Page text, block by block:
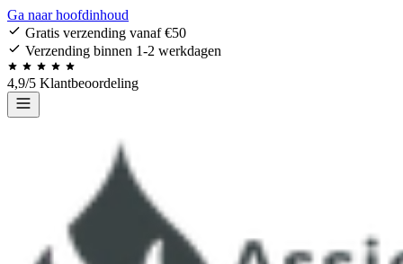
Ga naar hoofdinhoud
Gratis verzending vanaf €50
Verzending binnen 1-2 werkdagen
4,9/5 Klantbeoordeling